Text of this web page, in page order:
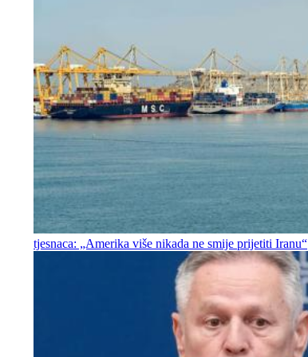
tjesnaca: „Amerika više nikada ne smije prijetiti Iranu“